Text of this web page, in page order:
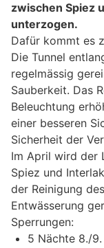
zwischen Spiez
unterzogen.
Dafür kommt es
Die Tunnel
regelmässig
Sauberkeit. Das
Beleuchtung
einer besseren
Sicherheit der
Im April wird der
Spiez und
der Reinigung
Entwässerung
Sperrungen:
5 Nächte 8./